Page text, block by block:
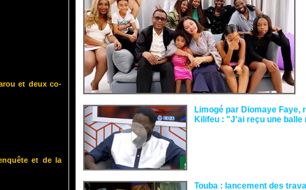
et deux co-
et de la
Limogé par Diomaye Faye,
Kilifeu : "J'ai reçu une balle
Touba : lancement des